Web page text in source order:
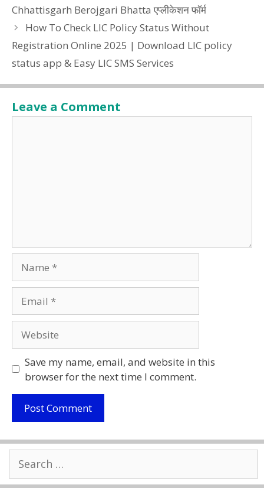
Chhattisgarh Berojgari Bhatta एप्लीकेशन फॉर्म
How To Check LIC Policy Status Without
Registration Online 2025 | Download LIC policy
status app & Easy LIC SMS Services
Leave a Comment
Save my name, email, and website in this
browser for the next time I comment.
for: